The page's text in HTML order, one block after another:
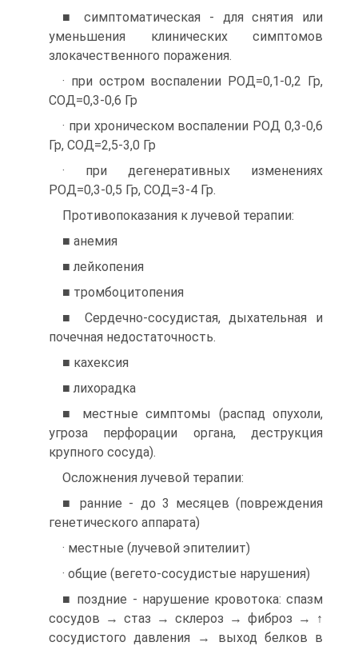
■ симптоматическая - для снятия или
уменьшения клинических симптомов
злокачественного поражения.
· при остром воспалении РОД=0,1-0,2 Гр,
СОД=0,3-0,6 Гр
· при хроническом воспалении РОД 0,3-0,6
Гр, СОД=2,5-3,0 Гр
· при дегенеративных изменениях
РОД=0,3-0,5 Гр, СОД=3-4 Гр.
Противопоказания к лучевой терапии:
■ анемия
■ лейкопения
■ тромбоцитопения
■ Сердечно-сосудистая, дыхательная и
почечная недостаточность.
■ кахексия
■ лихорадка
■ местные симптомы (распад опухоли,
угроза перфорации органа, деструкция
крупного сосуда).
Осложнения лучевой терапии:
■ ранние - до 3 месяцев (повреждения
генетического аппарата)
· местные (лучевой эпителиит)
· общие (вегето-сосудистые нарушения)
■ поздние - нарушение кровотока: спазм
сосудов → стаз → склероз → фиброз → ↑
сосудистого давления → выход белков в